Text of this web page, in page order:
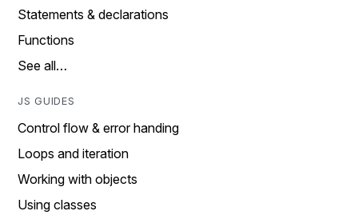
Statements & declarations
Functions
See all…
JS GUIDES
Control flow & error handing
Loops and iteration
Working with objects
Using classes